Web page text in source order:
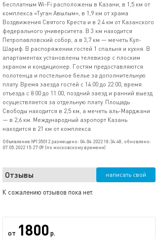
бесплатным Wi-Fi расположены в Казани, в 1,5 км от
комплекса «Туган Авылым», в 1,9 км от храма
Воздвижения Святого Креста и в 2.4 км от Казанского
федерального университета. В 3 км находится
Петропавловский собор, а в 3,7 км — мечеть Кул-
Шариф. В распоряжении гостей 1 спальня и кухня. В
апартаментах установлены телевизор с плоским
экраном и кондиционер. Гостям предоставляются
полотенца и постельное белье за дополнительную
плату. Время заезда гостей с 14:00 до 22:00, время
отъезда с 8:00 до 11:00, поздний заезд и ранний выезд
осуществляется за отдельную плату. Площадь
Свободы находится в 2,5 км, а мечеть аль-Марджани
— в 2,6 км. Международный аэропорт Казань
находится в 21 км от комплекса
Объявление №135012 размещено: 04.04.2022 18:34:48, обновлено:
07.05.2022 15:27:09 (по московскому времени)
Отзывы написать свой
К сожалению отзывов пока нет.
от 1800 р.